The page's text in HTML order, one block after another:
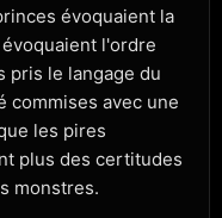
évoquaient la
l'ordre
pris le langage du
commises avec une
les pires
plus des certitudes
monstres.